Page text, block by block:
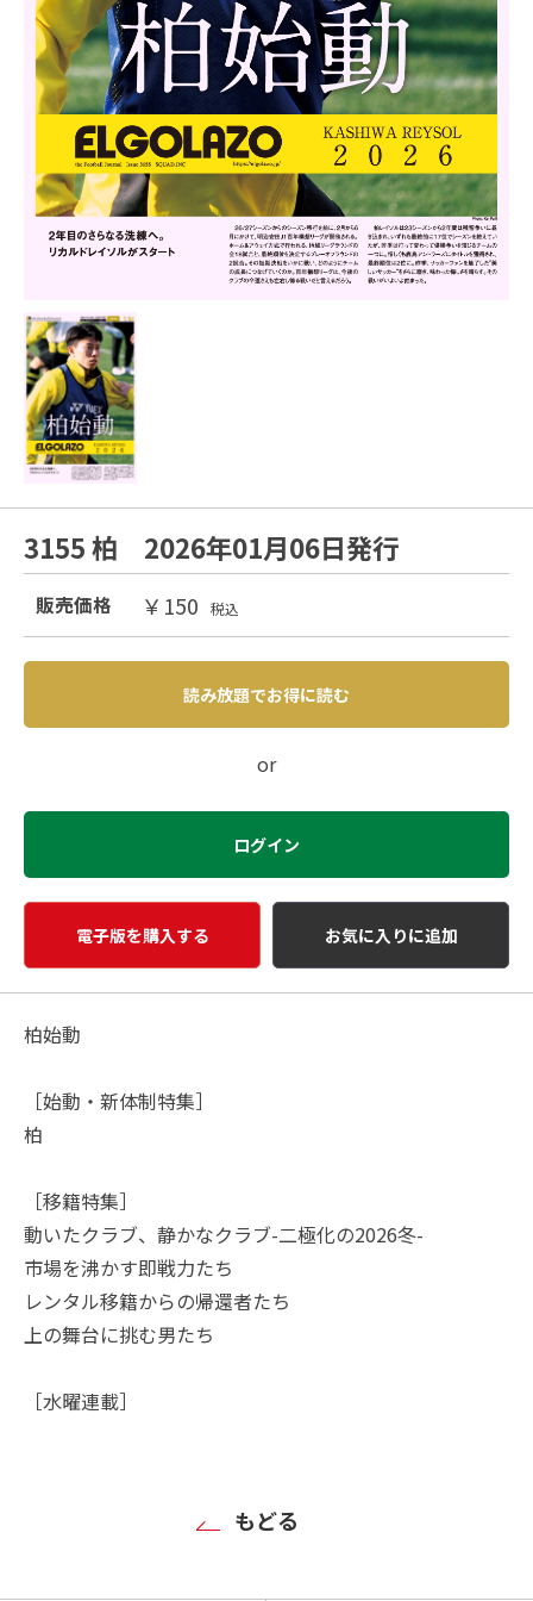
3155 柏 2026年01月06日発行
販売価格 ￥150 税込
読み放題でお得に読む
or
ログイン
電子版を購入する お気に入りに追加
柏始動
［始動・新体制特集］
柏
［移籍特集］
動いたクラブ、静かなクラブ-二極化の2026冬-
市場を沸かす即戦力たち
レンタル移籍からの帰還者たち
上の舞台に挑む男たち
［水曜連載］
もどる